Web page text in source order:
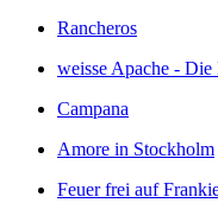
Rancheros
weisse Apache -
Campana
Amore in Stockholm
Feuer frei auf